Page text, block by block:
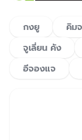
กงยู คิม
จูเลี่ยน คัง
อีจองแจ